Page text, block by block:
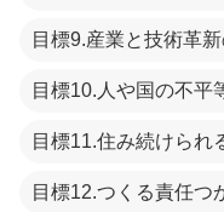
目標9.産業と技術革
目標10.人や国の不平
目標11.住み続けられ
目標12.つくる責任つ